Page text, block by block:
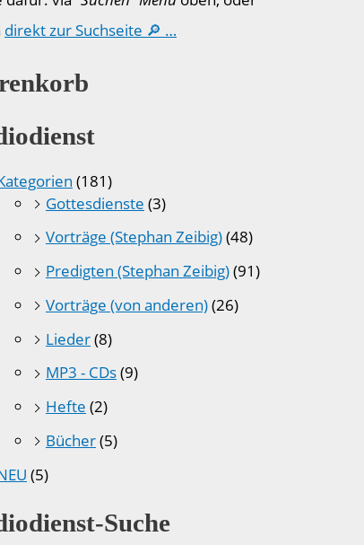
direkt zur Suchseite 🔎 …
(181)
Gottesdienste (3)
Vorträge (Stephan Zeibig)(48)
Predigten (Stephan Zeibig)(91)
Vorträge (von anderen)(26)
Lieder(8)
MP3 - CDs(9)
Hefte (2)
Bücher(5)
(5)
Suche